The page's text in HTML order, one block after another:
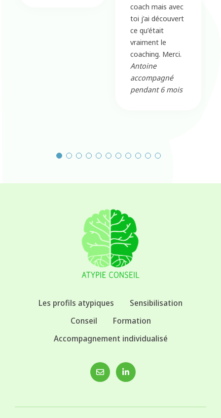
coach mais avec
toi j’ai découvert
ce qu’était
vraiment le
coaching. Merci.
Antoine
accompagné
pendant 6 mois
Les profils atypiques
Sensibilisation
Conseil
Formation
Accompagnement individualisé